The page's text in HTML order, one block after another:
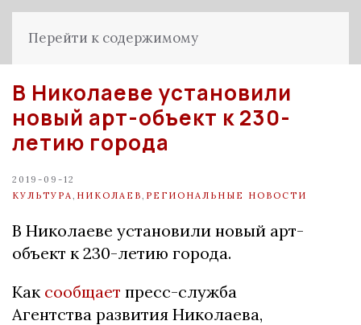
Перейти к содержимому
В Николаеве установили
новый арт-объект к 230-
летию города
2019-09-12
КУЛЬТУРА
НИКОЛАЕВ РЕГИОНАЛЬНЫЕ НОВОСТИ
В Николаеве установили новый арт-
объект к 230-летию города.
Как сообщает пресс-служба
Агентства развития Николаева,